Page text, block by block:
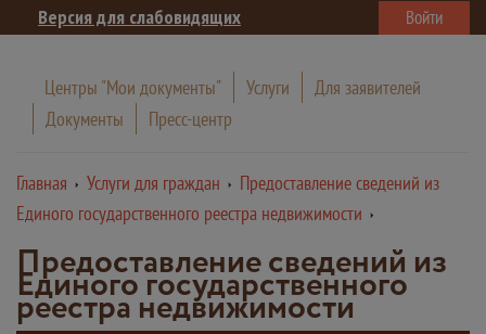
Версия для слабовидящих Войти
Центры "Мои документы" Услуги
Для заявителей
Документы
Пресс-центр
Главная Услуги для граждан
Предоставление сведений из
Единого государственного реестра недвижимости
Предоставление сведений из
Единого государственного
реестра недвижимости